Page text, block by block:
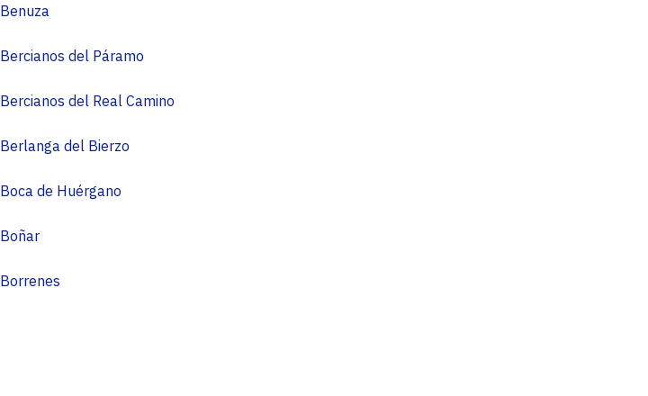
Benuza
Bercianos del Páramo
Bercianos del Real Camino
Berlanga del Bierzo
Boca de Huérgano
Boñar
Borrenes